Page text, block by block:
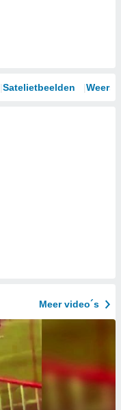
Satelietbeelden
Meer video´s